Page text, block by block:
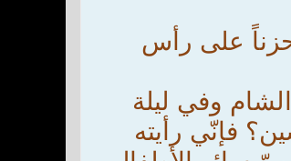
على رأس
وفي ليلة
فإنّي رأيته